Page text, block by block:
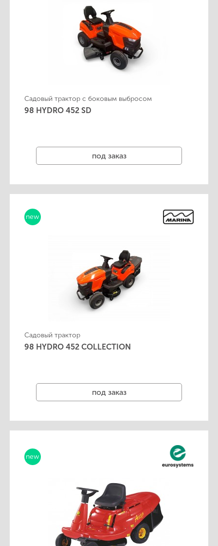
Садовый трактор с боковым выбросом
98 HYDRO 452 SD
под заказ
new
Садовый трактор
98 HYDRO 452 COLLECTION
под заказ
new